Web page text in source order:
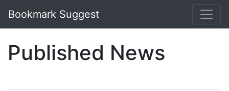
Bookmark Suggest
Published News